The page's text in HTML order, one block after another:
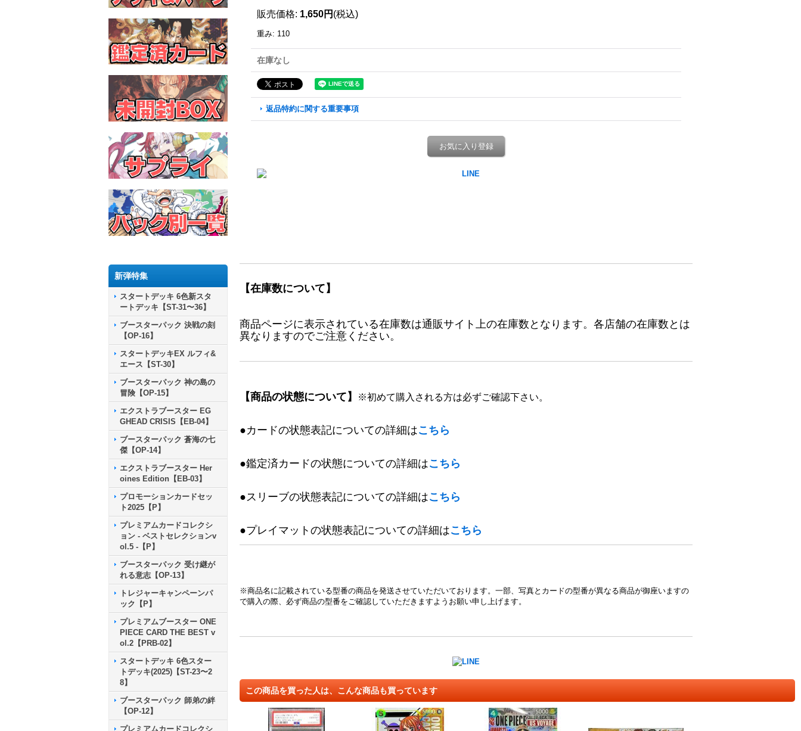
新弾特集
スタートデッキ 6色新スタ
ートデッキ【ST-31〜36】
ブースターパック 決戦の刻
【OP-16】
スタートデッキEX ルフィ&
エース【ST-30】
ブースターパック 神の島の
冒険【OP-15】
エクストラブースター EG
GHEAD CRISIS【EB-04】
ブースターパック 蒼海の七
傑【OP-14】
エクストラブースター Her
oines Edition【EB-03】
プロモーションカードセッ
ト2025【P】
プレミアムカードコレクシ
ョン - ベストセレクションv
ol.5 -【P】
ブースターパック 受け継が
れる意志【OP-13】
トレジャーキャンペーンパ
ック【P】
プレミアムブースター ONE
PIECE CARD THE BEST v
ol.2【PRB-02】
スタートデッキ 6色スター
トデッキ(2025)【ST-23〜2
8】
ブースターパック 師弟の絆
【OP-12】
プレミアムカードコレクシ
販売価格: 1,650円 (税込)
重み: 110
在庫なし
返品特約に関する重要事項
お気に入り登録
【在庫数について】
商品ページに表示されている在庫数は通販サイト上の在庫数となります。各店舗の在庫数とは
異なりますのでご注意ください。
【商品の状態について】 ※初めて購入される方は必ずご確認下さい。
●カードの状態表記についての詳細はこちら
●鑑定済カードの状態についての詳細はこちら
●スリーブの状態表記についての詳細はこちら
●プレイマットの状態表記についての詳細はこちら
※商品名に記載されている型番の商品を発送させていただいております。一部、写真とカードの型番が異なる商品が御座いますの
で購入の際、必ず商品の型番をご確認していただきますようお願い申し上げます。
この商品を買った人は、こんな商品も買っています